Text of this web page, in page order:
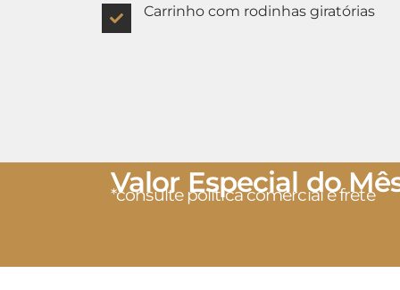
Carrinho com rodinhas giratórias
Valor Especial do
*consulte política comercial e frete